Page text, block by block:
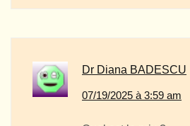
Dr Diana BADESCU
07/19/2025 à 3:59 am